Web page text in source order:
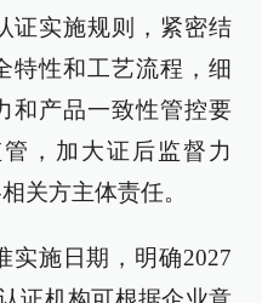
证实施规则，紧密结
特性和工艺流程，细
和产品一致性管控要
，加大证后监督力
关方主体责任。
实施日期，明确2027